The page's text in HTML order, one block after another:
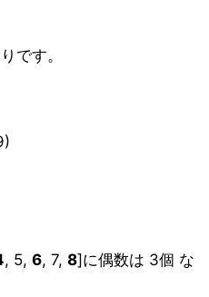
です。
, 5, 6, 7, 8]に偶数は 3個 な